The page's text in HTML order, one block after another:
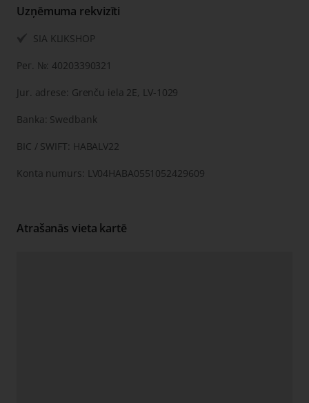
Uzņēmuma rekvizīti
SIA KLIKSHOP
Рег. №: 40203390321
Jur. adrese: Grenču iela 2E, LV-1029
Banka: Swedbank
BIC / SWIFT: HABALV22
Konta numurs: LV04HABA0551052429609
Atrašanās vieta kartē